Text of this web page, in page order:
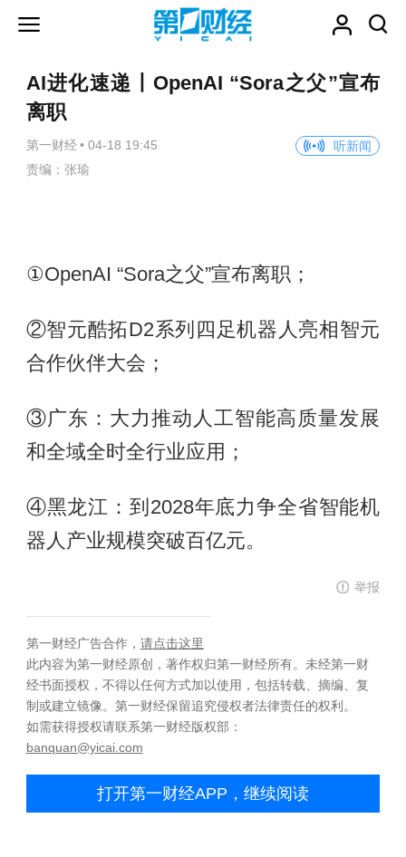
AI进化速递丨OpenAI “Sora之父”宣布
离职
第一财经 • 04-18 19:45
听新闻
责编：张瑜
①OpenAI “Sora之父”宣布离职；
②智元酷拓D2系列四足机器人亮相智元
合作伙伴大会；
③广东：大力推动人工智能高质量发展
和全域全时全行业应用；
④黑龙江：到2028年底力争全省智能机
器人产业规模突破百亿元。
举报
第一财经广告合作， 请点击这里
此内容为第一财经原创，著作权归第一财经所有。未经第一财
经书面授权，不得以任何方式加以使用，包括转载、摘编、复
制或建立镜像。第一财经保留追究侵权者法律责任的权利。
如需获得授权请联系第一财经版权部：
banquan@yicai.com
打开第一财经APP，继续阅读